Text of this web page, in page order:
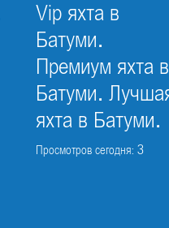
Vip яхта в
Батуми.
Премиум яхта в
Батуми.
яхта в Батуми.
Просмотров сегодня: 3